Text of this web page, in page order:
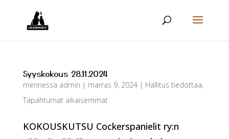
Syyskokous 28.11.2024
mennessä admin | marras 9, 2024| Hallitus tiedottaa,
Tapahtumat aikaisemmat
KOKOUSKUTSU Cockerspanielit ry:n